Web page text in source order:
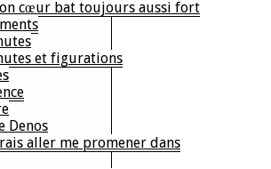
cœur bat toujours aussi fort
et figurations
Denos
aller me promener dans